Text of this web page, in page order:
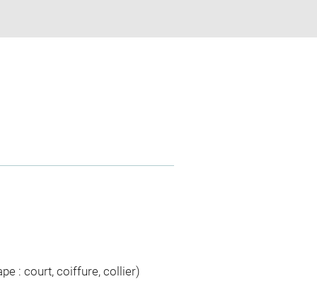
: court, coiffure, collier)